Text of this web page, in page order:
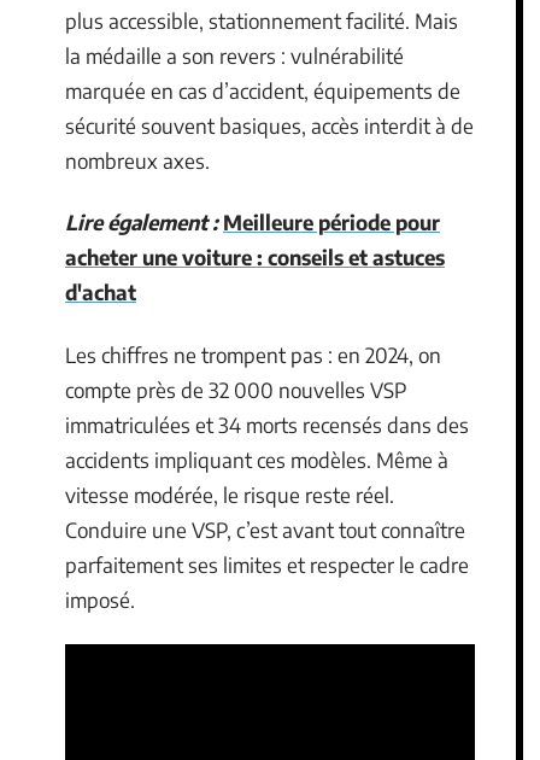
plus accessible, stationnement facilité. Mais
la médaille a son revers : vulnérabilité
marquée en cas d’accident, équipements de
sécurité souvent basiques, accès interdit à de
nombreux axes.
Lire également : Meilleure période pour
acheter une voiture : conseils et astuces
d'achat
Les chiffres ne trompent pas : en 2024, on
compte près de 32 000 nouvelles VSP
immatriculées et 34 morts recensés dans des
accidents impliquant ces modèles. Même à
vitesse modérée, le risque reste réel.
Conduire une VSP, c’est avant tout connaître
parfaitement ses limites et respecter le cadre
imposé.